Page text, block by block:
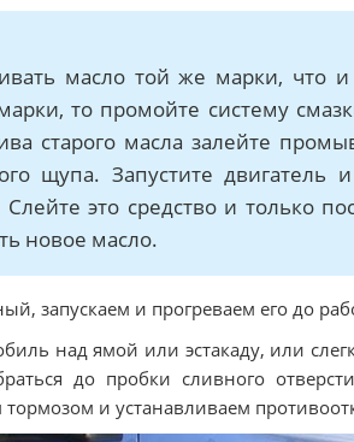
масло той же марки, что
то промойте систему
старого масла залейте
щупа. Запустите
Слейте это средство и только
новое масло.
запускаем и прогреваем его до
над ямой или эстакаду, или
до пробки сливного
и устанавливаем